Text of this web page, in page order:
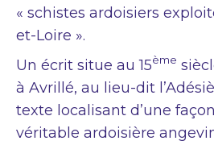
« schistes ardoisiers
et-Loire ».
Un écrit situe au 15ème
à Avrillé, au lieu-dit
texte localisant d’une
véritable ardoisière